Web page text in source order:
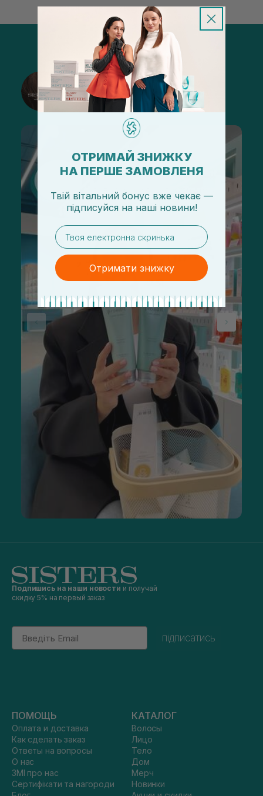
@sisters_stelmakh в Instagram
Подписаться
Подпишись на наши новости и получай
скидку 5% на первый заказ
Email
підписатись
ПОМОЩЬ
Оплата и доставка
Как сделать заказ
Ответы на вопросы
О нас
ЗМІ про нас
Сертифікати та нагороди
КАТАЛОГ
Волосы
Лицо
Тело
Дом
Мерч
Новинки
ОТРИМАЙ ЗНИЖКУ
НА ПЕРШЕ ЗАМОВЛЕНЯ
Твій вітальний бонус вже чекає —
підписуйся на наші новини!
email
Отримати знижку